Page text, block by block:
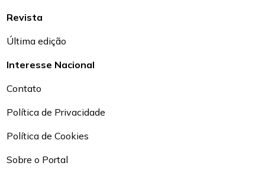
Revista
Última edição
Interesse Nacional
Contato
Política de Privacidade
Política de Cookies
Sobre o Portal